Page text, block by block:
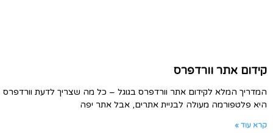
קידום אתר וורדפרס
המדריך המלא לקידום אתר וורדפרס בגוגל – כל מה שצריך לדעת וורדפרס
היא פלטפורמה מעולה לבניית אתרים, אבל אתר יפה
קרא עוד »